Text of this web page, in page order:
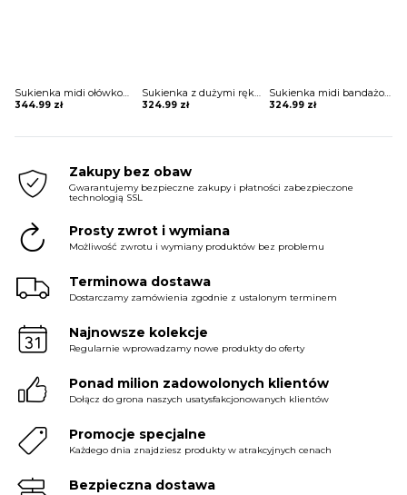
Sukienka midi ołówkowa z kopertowym dekoltem Ayano
344.99 zł
Sukienka z dużymi rękawami Helky
324.99 zł
Sukienka midi bandażowa Belina
324.99 zł
Zakupy bez obaw
Gwarantujemy bezpieczne zakupy i płatności zabezpieczone
technologią SSL
Prosty zwrot i wymiana
Możliwość zwrotu i wymiany produktów bez problemu
Terminowa dostawa
Dostarczamy zamówienia zgodnie z ustalonym terminem
Najnowsze kolekcje
Regularnie wprowadzamy nowe produkty do oferty
Ponad milion zadowolonych klientów
Dołącz do grona naszych usatysfakcjonowanych klientów
Promocje specjalne
Każdego dnia znajdziesz produkty w atrakcyjnych cenach
Bezpieczna dostawa